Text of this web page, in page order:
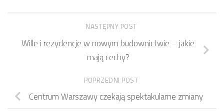
NASTĘPNY POST
Wille i rezydencje w nowym budownictwie – jakie
mają cechy?
POPRZEDNI POST
Centrum Warszawy czekają spektakularne zmiany